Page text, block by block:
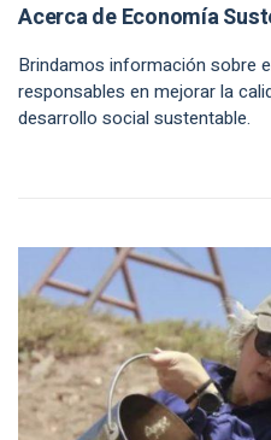
Acerca de Economía
Brindamos información sobre
responsables en mejorar la
desarrollo social sustentable.